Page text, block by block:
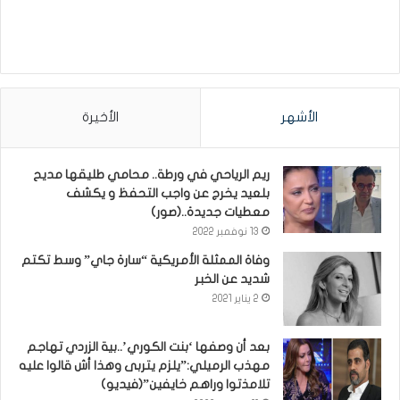
الأشهر الأخيرة
ريم الرياحي في ورطة.. محامي طليقها مديح
بلعيد يخرج عن واجب التحفظ و يكشف
معطيات جديدة..(صور)
13 نوفمبر 2022
وفاة الممثلة الأمريكية “سارة جاي” وسط تكتم
شديد عن الخبر
2 يناير 2021
بعد أن وصفها ‘بنت الكوري’..بية الزردي تهاجم
مهذب الرميلي:”يلزم يتربى وهذا أش قالوا عليه
تلامذتوا وراهم خايفين”(فيديو)